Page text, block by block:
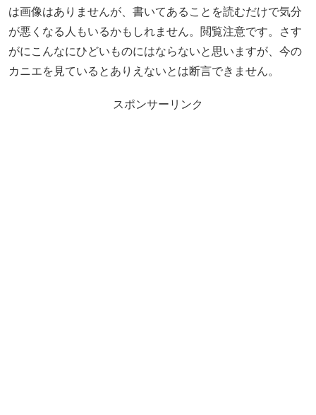
は画像はありませんが、書いてあることを読むだけで気分
が悪くなる人もいるかもしれません。閲覧注意です。さす
がにこんなにひどいものにはならないと思いますが、今の
カニエを見ているとありえないとは断言できません。
スポンサーリンク